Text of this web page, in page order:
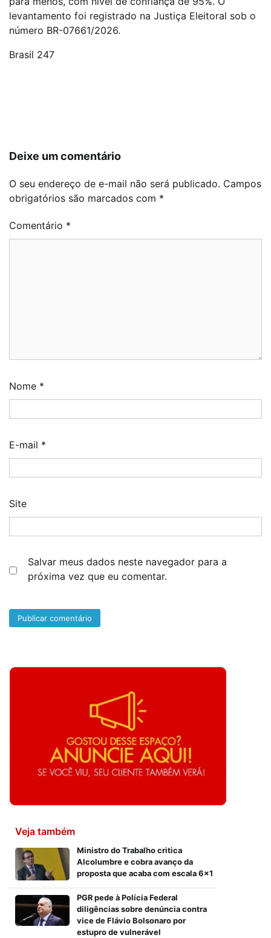
levantamento foi registrado na Justiça Eleitoral sob o
número BR-07661/2026.
Brasil 247
Deixe um comentário
O seu endereço de e-mail não será publicado. Campos
obrigatórios são marcados com *
Comentário *
Nome *
E-mail *
Site
Salvar meus dados neste navegador para a
próxima vez que eu comentar.
Veja também
Ministro do Trabalho critica
Alcolumbre e cobra avanço da
proposta que acaba com escala 6×1
PGR pede à Polícia Federal
diligências sobre denúncia contra
vice de Flávio Bolsonaro por
estupro de vulnerável